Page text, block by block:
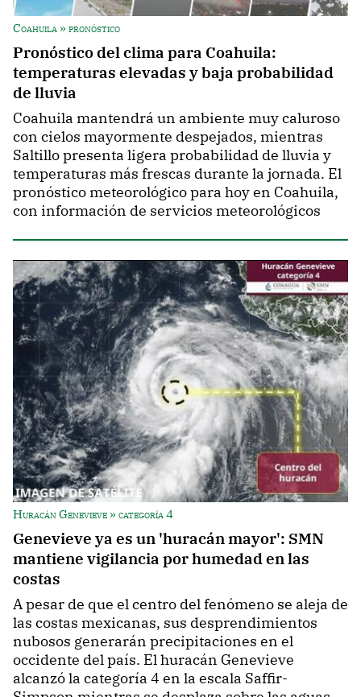
Coahuila » pronóstico
Pronóstico del clima para Coahuila:
temperaturas elevadas y baja probabilidad
de lluvia
Coahuila mantendrá un ambiente muy caluroso
con cielos mayormente despejados, mientras
Saltillo presenta ligera probabilidad de lluvia y
temperaturas más frescas durante la jornada. El
pronóstico meteorológico para hoy en Coahuila,
con información de servicios meteorológicos
Huracán Genevieve » categoría 4
Genevieve ya es un 'huracán mayor': SMN
mantiene vigilancia por humedad en las
costas
A pesar de que el centro del fenómeno se aleja de
las costas mexicanas, sus desprendimientos
nubosos generarán precipitaciones en el
occidente del país. El huracán Genevieve
alcanzó la categoría 4 en la escala Saffir-